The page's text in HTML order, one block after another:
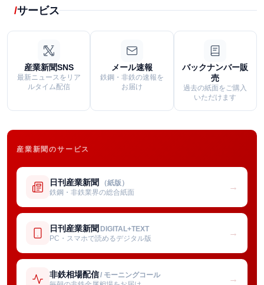
サービス
産業新聞SNS
最新ニュースをリア
ルタイム配信
メール速報
鉄鋼・非鉄の速報を
お届け
バックナンバー販
売
過去の紙面をご購入
いただけます
産業新聞のサービス
日刊産業新聞 （紙版）
鉄鋼・非鉄業界の総合紙面
→
日刊産業新聞 DIGITAL+TEXT
PC・スマホで読めるデジタル版
→
非鉄相場配信/ モーニングコール →